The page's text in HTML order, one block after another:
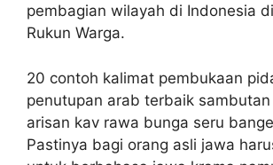
pembagian wilayah di Indonesia
Rukun Warga.
20 contoh kalimat pembukaan
penutupan arab terbaik
arisan kav rawa bunga seru
Pastinya bagi orang asli jawa